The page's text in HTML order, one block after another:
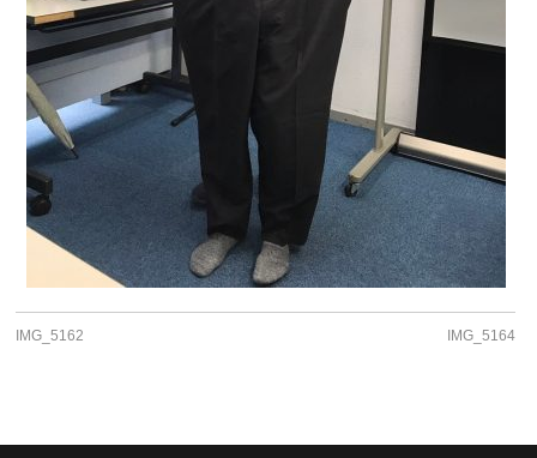
IMG_5162 IMG_5164